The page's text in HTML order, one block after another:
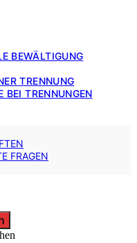
BEWÄLTIGUNG
TRENNUNG
BEI TRENNUNGEN
FRAGEN